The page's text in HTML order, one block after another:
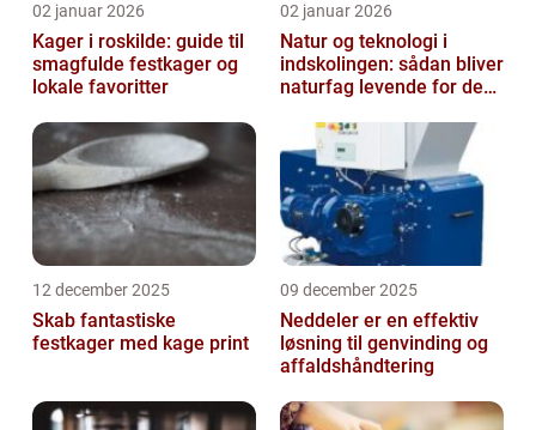
02 januar 2026
Kager i roskilde: guide til
smagfulde festkager og
lokale favoritter
02 januar 2026
Natur og teknologi i
indskolingen: sådan bliver
naturfag levende for de
12 december 2025
Skab fantastiske
festkager med kage print
09 december 2025
Neddeler er en effektiv
løsning til genvinding og
affaldshåndtering